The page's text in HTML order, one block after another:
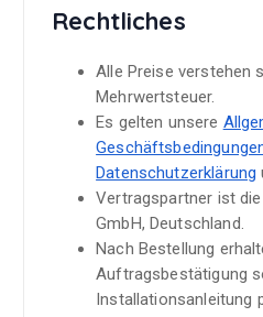
Rechtliches
Alle Preise verstehen
Mehrwertsteuer.
Es gelten unsere
Datenschutzerklärung
Vertragspartner ist
GmbH, Deutschland.
Nach Bestellung
Auftragsbestätigung
Installationsanleitung